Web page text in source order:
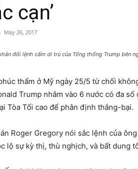
cạn’
May 26, 2017
đối lệnh cấm di trú của Tổng thống Trump bên
thẩm ở Mỹ ngày 25/5 từ chối
Trump nhắm vào 6 nước có đa
Tòa Tối cao để phân định thắng-bại.
Roger Gregory nói sắc lệnh của
lộ sự kỳ thị, thù nghịch, và bất dung